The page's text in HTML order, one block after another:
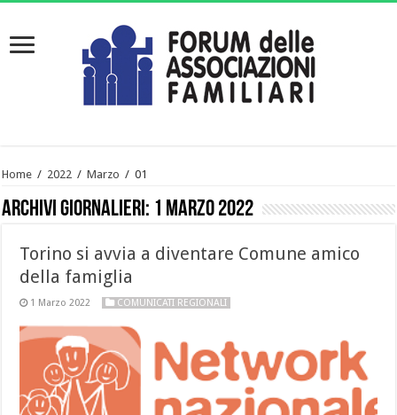
Home / 2022 / Marzo / 01
Archivi giornalieri: 1 Marzo 2022
Torino si avvia a diventare Comune amico
della famiglia
1 Marzo 2022 COMUNICATI REGIONALI